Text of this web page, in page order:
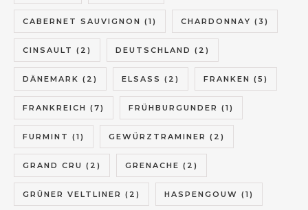
CABERNET SAUVIGNON (1) CHARDONNAY (3)
CINSAULT (2) DEUTSCHLAND (2)
DÄNEMARK (2) ELSASS (2) FRANKEN (5)
FRANKREICH (7) FRÜHBURGUNDER (1)
FURMINT (1) GEWÜRZTRAMINER (2)
GRAND CRU (2) GRENACHE (2)
GRÜNER VELTLINER (2) HASPENGOUW (1)